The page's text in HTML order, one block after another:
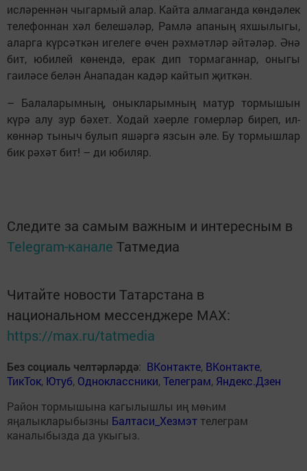
исләреннән чыгармый алар. Кайта алмаганда көндәлек
телефоннан хәл белешәләр, Рамлә апаның яхшылыгы,
аларга күрсәткән игелеге өчен рәхмәтләр әйтәләр. Әнә
бит, юбилей көнендә, ерак дип тормаганнар, оныгы
гаиләсе белән Анападан кадәр кайтып җиткән.
– Балаларымның, оныкларымның матур тормышын
күрә алу зур бәхет. Ходай хәерле гомерләр биреп, ил-
көннәр тыныч булып яшәргә язсын әле. Бу тормышлар
бик рәхәт бит! – ди юбиляр.
Следите за самым важным и интересным в
Telegram-канале Татмедиа
Читайте новости Татарстана в
национальном мессенджере MАХ:
https://max.ru/tatmedia
Без социаль челтәрләрдә: ВКонтакте, ВКонтакте,
ТикТок, Ютуб, Одноклассники,Телеграм, Яндекс.Дзен
Район тормышына кагылышлы иң мөһим
яңалыкларыбызны Балтаси_Хезмэт телеграм
каналыбызда да укыгыз.